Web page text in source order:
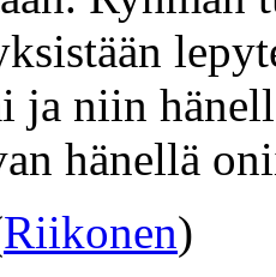
niin
hänellä
Riikonen)